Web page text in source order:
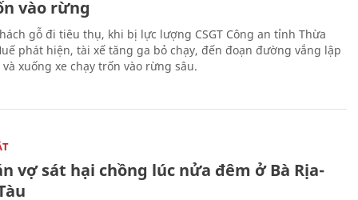
vào rừng
gỗ đi tiêu thụ, khi bị lực lượng CSGT Công an tỉnh Thừa
phát hiện, tài xế tăng ga bỏ chạy, đến đoạn đường vắng lập
xuống xe chạy trốn vào rừng sâu.
vợ sát hại chồng lúc nửa đêm ở Bà Rịa-